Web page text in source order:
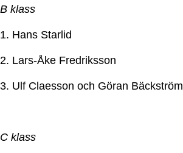
B klass
1. Hans Starlid
2. Lars-Åke Fredriksson
3. Ulf Claesson och Göran Bäckström
C klass